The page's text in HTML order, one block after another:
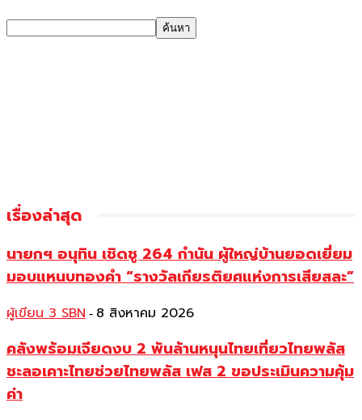
เรื่องล่าสุด
นายกฯ อนุทิน เชิดชู 264 กำนัน ผู้ใหญ่บ้านยอดเยี่ยม
มอบแหนบทองคำ “รางวัลเกียรติยศแห่งการเสียสละ”
ผู้เขียน 3 SBN - 8 สิงหาคม 2026
คลังพร้อมเจียดงบ 2 พันล้านหนุนไทยเที่ยวไทยพลัส
ชะลอเคาะไทยช่วยไทยพลัส เฟส 2 ขอประเมินความคุ้ม
ค่า